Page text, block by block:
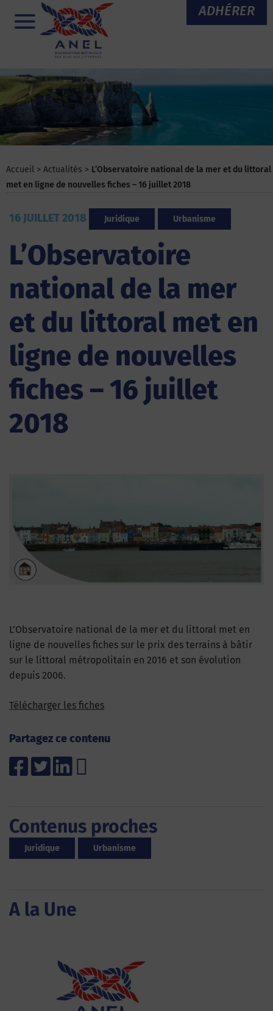
ADHÉRER
Menu
Accueil > Actualités > L’Observatoire national de la mer et du littoral
met en ligne de nouvelles fiches – 16 juillet 2018
16 JUILLET 2018 Juridique Urbanisme
L’Observatoire
national de la mer
et du littoral met en
ligne de nouvelles
fiches – 16 juillet
2018
L’Observatoire national de la mer et du littoral met en
ligne de nouvelles fiches sur le prix des terrains à bâtir
sur le littoral métropolitain en 2016 et son évolution
depuis 2006.
Télécharger les fiches
Partagez ce contenu
Contenus proches
Juridique Urbanisme
A la Une